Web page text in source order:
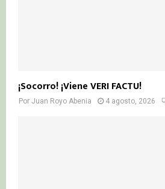
¡Socorro! ¡Viene VERI FACTU!
Por Juan Royo Abenia 4 agosto, 2026